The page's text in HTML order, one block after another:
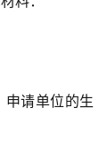
申请单位的生